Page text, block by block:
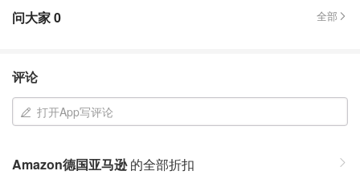
问大家0 全部
评论
打开App写评论
Amazon德国亚马逊的全部折扣